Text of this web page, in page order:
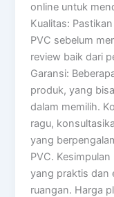
online untuk
Kualitas:
PVC sebelum
review baik dari
Garansi:
produk, yang
dalam memilih.
ragu,
yang
PVC.
yang praktis dan
ruangan. Harga